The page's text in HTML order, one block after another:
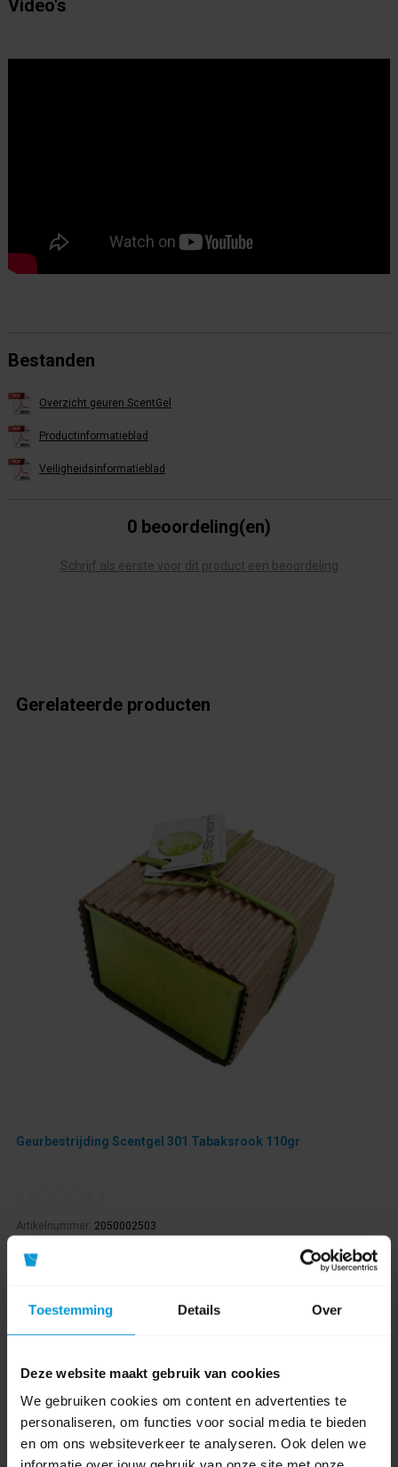
Toestemming Details Over
Deze website maakt gebruik van cookies
We gebruiken cookies om content en advertenties te
personaliseren, om functies voor social media te bieden
en om ons websiteverkeer te analyseren. Ook delen we
Video's
Bestanden
Overzicht geuren ScentGel
Productinformatieblad
Veiligheidsinformatieblad
0 beoordeling(en)
Schrijf als eerste voor dit product een beoordeling
Gerelateerde producten
Geurbestrijding Scentgel 301 Tabaksrook 110gr
Artikelnummer: 2050002503
Luchtverfrisser categorie:
Ophalen in Wijchen is mogelijk.